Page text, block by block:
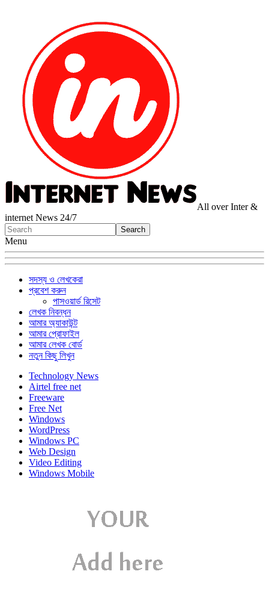
All over Inter &
internet News 24/7
Menu
সদস্য ও লেখকেরা
প্রবেশ করুন
পাসওয়ার্ড রিসেট
লেখক নিবন্ধন
আমার অ্যাকাউন্ট
আমার প্রোফাইল
আমার লেখক বোর্ড
নতুন কিছু লিখুন
Technology News
Airtel free net
Freeware
Free Net
Windows
WordPress
Windows PC
Web Design
Video Editing
Windows Mobile